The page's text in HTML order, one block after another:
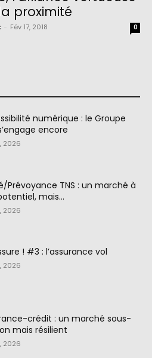
proximité
Fév 17, 2018 0
numérique : le Groupe
encore
2026
Prévoyance TNS : un marché à
mais…
2026
! #3 : l’assurance vol
2026
crédit : un marché sous-
mais résilient
2026